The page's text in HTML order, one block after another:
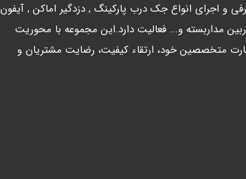
و اجرای انواع جک درب پارکینگ , دزدگیر اماکن , آیفون
مداربسته و... فعالیت دارد.این مجموعه با محوریت
متخصصین خود، ارتقاء کیفیت، رضایت مشتریان و